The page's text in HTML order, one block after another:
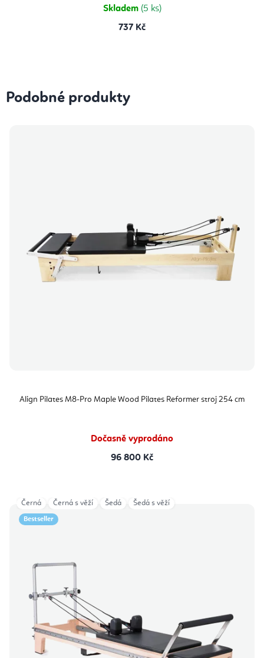
Skladem (5 ks)
737 Kč
Podobné produkty
Align Pilates M8-Pro Maple Wood Pilates Reformer stroj 254 cm
Dočasně vyprodáno
96 800 Kč
Bestseller
Černá Černá s věží Šedá Šedá s věží